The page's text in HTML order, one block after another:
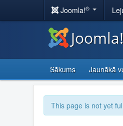
Joomla!®
Sākums Jaunākā
This page is not yet